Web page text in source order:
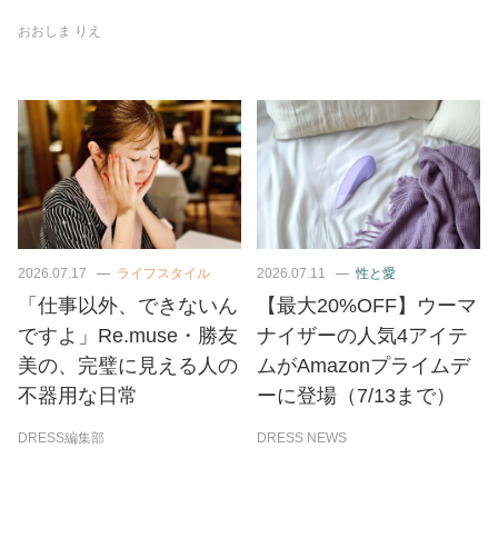
おおしま りえ
2026.07.17 ライフスタイル
「仕事以外、できないん
ですよ」Re.muse・勝友
美の、完璧に見える人の
不器用な日常
DRESS編集部
2026.07.11 性と愛
【最大20%OFF】ウーマ
ナイザーの人気4アイテ
ムがAmazonプライムデ
ーに登場（7/13まで）
DRESS NEWS